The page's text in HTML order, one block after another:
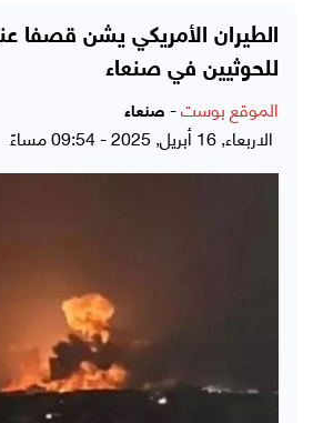
الطيران الأمريكي يشن قصفا
للحوثيين في صنعاء
الموقع بوست- صنعاء
الاربعاء, 16 أبريل, 2025 - 09:54 مساءً